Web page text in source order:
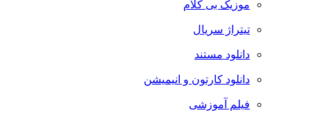
موزیک بی کلام
تیتراژ سریال
دانلود مستند
دانلود کارتون و انیمیشن
فیلم آموزشی